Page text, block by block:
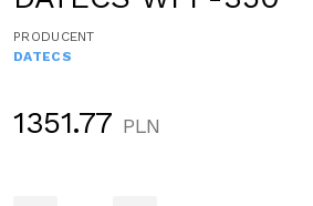
PRODUCENT
DATECS
1351.77 PLN